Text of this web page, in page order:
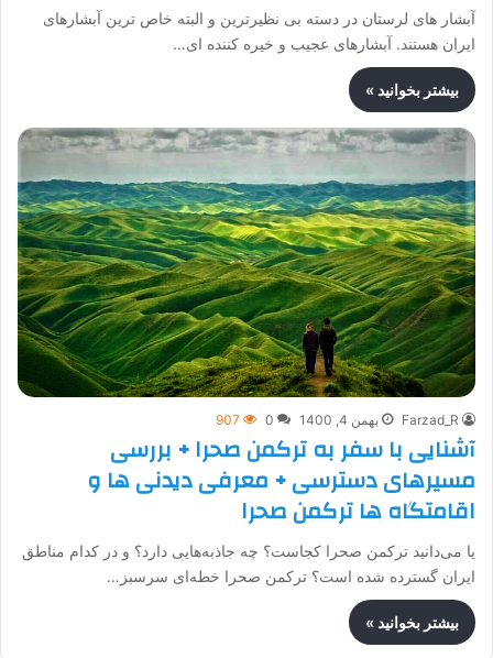
آبشار های لرستان در دسته بی نظیرترین و البته خاص ترین آبشارهای
ایران هستند. آبشارهای عجیب و خیره کننده ای…
بیشتر بخوانید »
Farzad_R بهمن 4, 1400 0
907
آشنایی با سفر به ترکمن صحرا + بررسی
مسیرهای دسترسی + معرفی دیدنی ها و
اقامتگاه ها ترکمن صحرا
یا می‌دانید ترکمن صحرا کجاست؟ چه جاذبه‌هایی دارد؟ و در کدام مناطق
ایران گسترده شده است؟ ترکمن صحرا خطه‌ای سرسبز…
بیشتر بخوانید »